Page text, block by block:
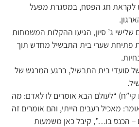
לקראת חג הפסח, במסגרת מפעל
שלישי ג’ סיון, הגיעו ההקלות המשמחות
פתיחת שערי בית התבשיל מחדש תוך
סועדי בית התבשיל, ברגע המרגש של
“לעולם הבא אומרים לו לאדם: מה
מאכיל רעבים הייתי, והם אומרים זה
הכנס בו…”, קיבל כאן משמעות